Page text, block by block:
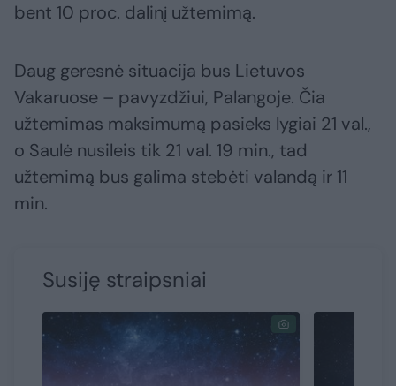
bent 10 proc. dalinį užtemimą.
Daug geresnė situacija bus Lietuvos
Vakaruose – pavyzdžiui, Palangoje. Čia
užtemimas maksimumą pasieks lygiai 21 val.,
o Saulė nusileis tik 21 val. 19 min., tad
užtemimą bus galima stebėti valandą ir 11
min.
Susiję straipsniai